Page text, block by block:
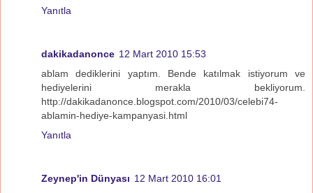
Yanıtla
dakikadanonce 12 Mart 2010 15:53
ablam dediklerini yaptım. Bende katılmak istiyorum ve
hediyelerini merakla bekliyorum.
http://dakikadanonce.blogspot.com/2010/03/celebi74-
ablamin-hediye-kampanyasi.html
Yanıtla
Zeynep'in Dünyası 12 Mart 2010 16:01